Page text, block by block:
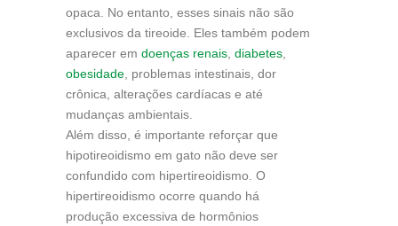
opaca. No entanto, esses sinais não são
exclusivos da tireoide. Eles também podem
aparecer em doenças renais diabetes
obesidade , problemas intestinais, dor
crônica, alterações cardíacas e até
mudanças ambientais.
Além disso, é importante reforçar que
hipotireoidismo em gato não deve ser
confundido com hipertireoidismo. O
hipertireoidismo ocorre quando há
produção excessiva de hormônios